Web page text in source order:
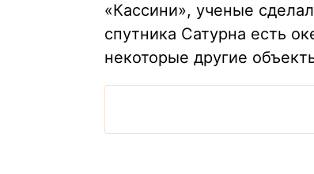
«Кассини», ученые
спутника Сатурна есть
некоторые другие